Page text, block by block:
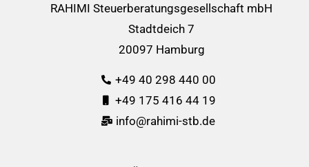
RAHIMI Steuerberatungsgesellschaft mbH
Stadtdeich 7
20097 Hamburg
+49 40 298 440 00
+49 175 416 44 19
info@rahimi-stb.de